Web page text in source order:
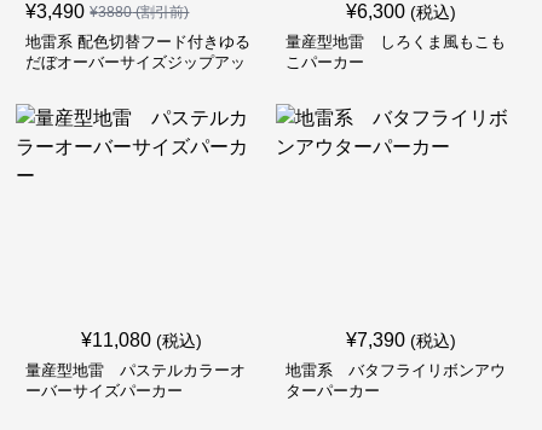
¥3,490 ¥3880(割引前)
地雷系 配色切替フード付きゆる
だぼオーバーサイズジップアッ
¥6,300 (税込)
量産型地雷 しろくま風もこも
こパーカー
¥11,080 (税込)
量産型地雷 パステルカラーオ
ーバーサイズパーカー
¥7,390 (税込)
地雷系 バタフライリボンアウ
ターパーカー